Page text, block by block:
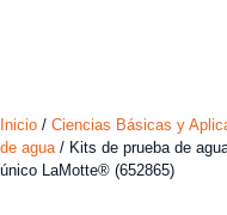
Inicio / Ciencias Básicas y
de agua/ Kits de prueba de
único LaMotte® (652865)